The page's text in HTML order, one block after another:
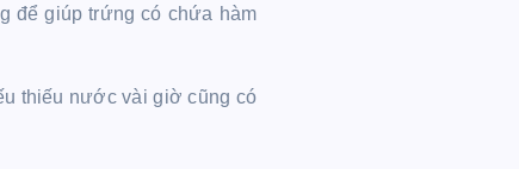
để giúp trứng có chứa hàm
thiếu nước vài giờ cũng có